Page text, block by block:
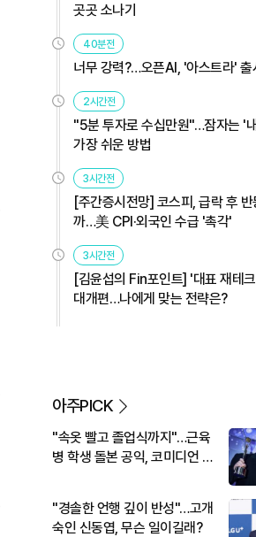
곳곳 소나기
40분전
너무 강력?…오픈AI, '아스트라' 출
2시간전
"5분 투자로 수십만원"…잠자는 '
가장 쉬운 방법
3시간전
[주간증시전망] 코스피, 급락 후
까…美 CPI·외국인 수급 '촉각'
3시간전
[김윤섭의 Fin포인트] '대표 재테
대개편…나에게 맞는 전략은?
아주PICK
"속옷 빨고 졸업식까지"…근육
병 학생 돌본 공익, 코미디언 김
"경솔한 언행 깊이 반성"…고개
숙인 신동엽, 무슨 일이길래?